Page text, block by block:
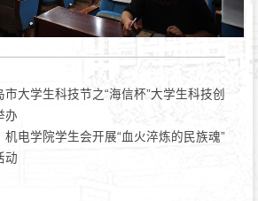
市大学生科技节之“海信杯”大学生科技创
办
机电学院学生会开展“血火淬炼的民族魂”
动